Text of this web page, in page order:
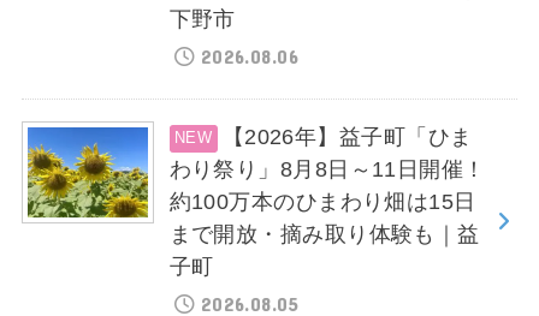
下野市
2026.08.06
【2026年】益子町「ひま
わり祭り」8月8日～11日開催！
約100万本のひまわり畑は15日
まで開放・摘み取り体験も｜益
子町
2026.08.05